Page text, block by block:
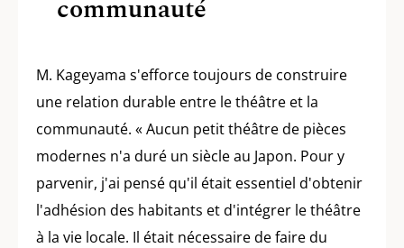
communauté
M. Kageyama s'efforce toujours de construire
une relation durable entre le théâtre et la
communauté. « Aucun petit théâtre de pièces
modernes n'a duré un siècle au Japon. Pour y
parvenir, j'ai pensé qu'il était essentiel d'obtenir
l'adhésion des habitants et d'intégrer le théâtre
à la vie locale. Il était nécessaire de faire du